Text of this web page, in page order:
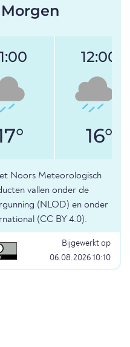
Morgen
12:00
16°
Noors Meteorologisch
vallen onder de
(NLOD) en onder
(CC BY 4.0).
Bijgewerkt op
06.08.2026 10:10